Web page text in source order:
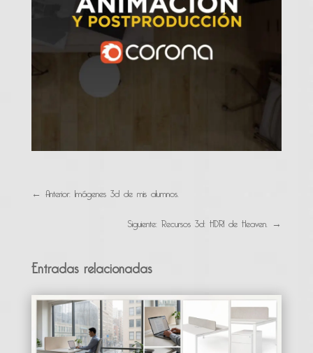
← Anterior: Imágenes 3d de mis alumnos.
Siguiente: Recursos 3d: HDRI de Heaven. →
Entradas relacionadas